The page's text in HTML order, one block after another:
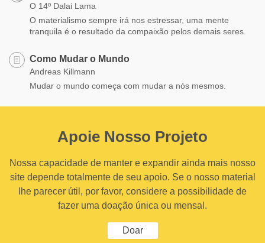
O 14º Dalai Lama
O materialismo sempre irá nos estressar, uma mente
tranquila é o resultado da compaixão pelos demais seres.
Como Mudar o Mundo
Andreas Killmann
Mudar o mundo começa com mudar a nós mesmos.
Apoie Nosso Projeto
Nossa capacidade de manter e expandir ainda mais nosso
site depende totalmente de seu apoio. Se o nosso material
lhe parecer útil, por favor, considere a possibilidade de
fazer uma doação única ou mensal.
Doar